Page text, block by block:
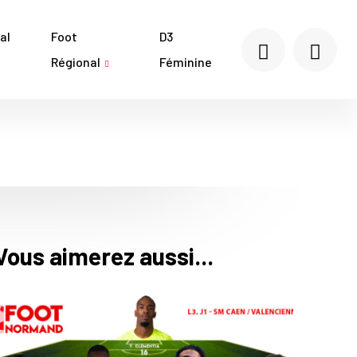
Foot
Régional
D3
Féminine
aimerez aussi...